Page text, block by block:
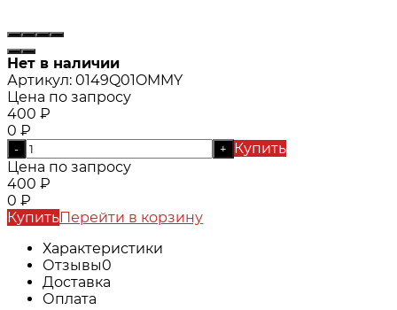
Нет в наличии
Артикул: 0149Q01OMMY
Цена по запросу
400 ₽
0 ₽
- +
Купить
Цена по запросу
400 ₽
0 ₽
КупитьПерейти в корзину
Характеристики
Отзывы0
Доставка
Оплата